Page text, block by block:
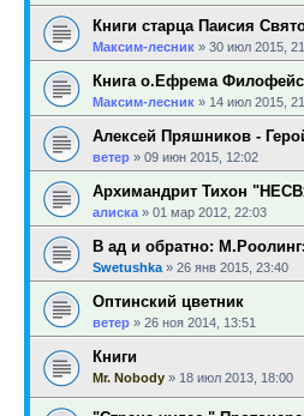
Книги старца Паисия
Максим-лесник » 30 июл 2015,
Книга о.Ефрема
Максим-лесник » 14 июл 2015,
Алексей Пряшников -
ветер » 09 июн 2015, 12:02
Архимандрит Тихон
алиска » 01 мар 2012, 22:03
В ад и обратно:
Swetushka » 26 янв 2015, 23:40
Оптинский цветник
ветер » 26 ноя 2014, 13:51
Книги
Mr. Nobody » 18 июл 2013, 18:00